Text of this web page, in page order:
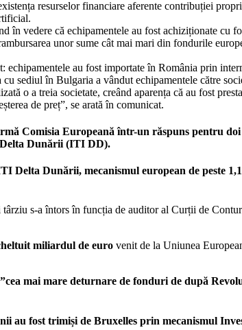
resurselor financiare aferente contribuției
în vedere că echipamentele au fost achiziționate cu
unor sume cât mai mari din fondurile
echipamentele au fost importate în România prin
sediul în Bulgaria a vândut echipamentele către
o a treia societate, creând aparența că au fost
de preț”, se arată în comunicat.
Comisia Europeană într-un răspuns pentru
Dunării (ITI DD).
Dunării, mecanismul european de peste
s-a întors în funcția de auditor al Curții de
miliardul de euro venit de la Uniunea
”cea mai mare deturnare de fonduri de după
au fost trimiși de Bruxelles prin mecanismul